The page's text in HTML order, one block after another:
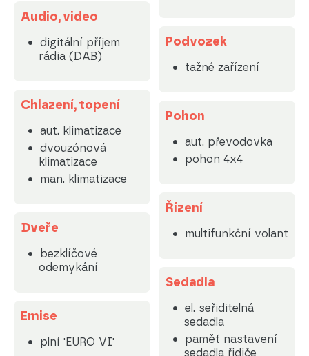
Audio, video
digitální příjem
rádia (DAB)
Chlazení, topení
aut. klimatizace
dvouzónová
klimatizace
man. klimatizace
Dveře
bezklíčové
odemykání
Emise
plní 'EURO VI'
Podvozek
tažné zařízení
Pohon
aut. převodovka
pohon 4x4
Řízení
multifunkční volant
Sedadla
el. seřiditelná
sedadla
paměť nastavení
sedadla řidiče